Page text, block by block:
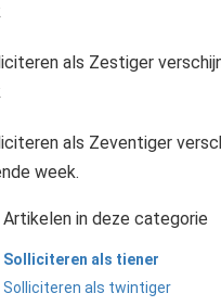
als Zestiger
als Zeventiger
week.
Artikelen in deze categorie
Solliciteren als tiener
Solliciteren als twintiger